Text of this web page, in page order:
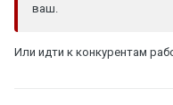
ваш.
Или идти к конкурентам